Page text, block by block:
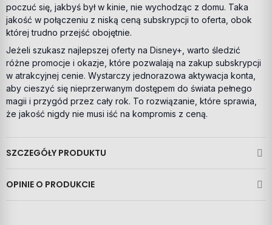
poczuć się, jakbyś był w kinie, nie wychodząc z domu. Taka
jakość w połączeniu z niską ceną subskrypcji to oferta, obok
której trudno przejść obojętnie.
Jeżeli szukasz najlepszej oferty na Disney+, warto śledzić
różne promocje i okazje, które pozwalają na zakup subskrypcji
w atrakcyjnej cenie. Wystarczy jednorazowa aktywacja konta,
aby cieszyć się nieprzerwanym dostępem do świata pełnego
magii i przygód przez cały rok. To rozwiązanie, które sprawia,
że jakość nigdy nie musi iść na kompromis z ceną.
SZCZEGÓŁY PRODUKTU
OPINIE O PRODUKCIE